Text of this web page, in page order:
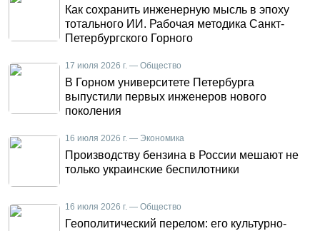
Как сохранить инженерную мысль в эпоху
тотального ИИ. Рабочая методика Санкт-
Петербургского Горного
17 июля 2026 г. — Общество
В Горном университете Петербурга
выпустили первых инженеров нового
поколения
16 июля 2026 г. — Экономика
Производству бензина в России мешают не
только украинские беспилотники
16 июля 2026 г. — Общество
Геополитический перелом: его культурно-